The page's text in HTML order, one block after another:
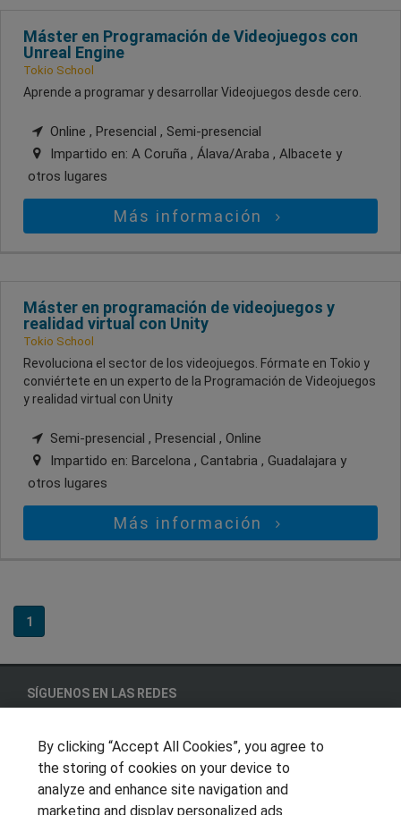
Máster en Programación de Videojuegos con
Unreal Engine
Tokio School
Aprende a programar y desarrollar Videojuegos desde cero.
Online , Presencial , Semi-presencial
Impartido en: A Coruña , Álava/Araba , Albacete y
otros lugares
Más información
Máster en programación de videojuegos y
realidad virtual con Unity
Tokio School
Revoluciona el sector de los videojuegos. Fórmate en Tokio y
conviértete en un experto de la Programación de Videojuegos
y realidad virtual con Unity
Semi-presencial , Presencial , Online
Impartido en: Barcelona , Cantabria , Guadalajara y
otros lugares
Más información
1
SÍGUENOS EN LAS REDES
OTROS GRUPOS DE INTERES
Muro de los idiomas
By clicking “Accept All Cookies”, you agree to
the storing of cookies on your device to
analyze and enhance site navigation and
marketing and display personalized ads